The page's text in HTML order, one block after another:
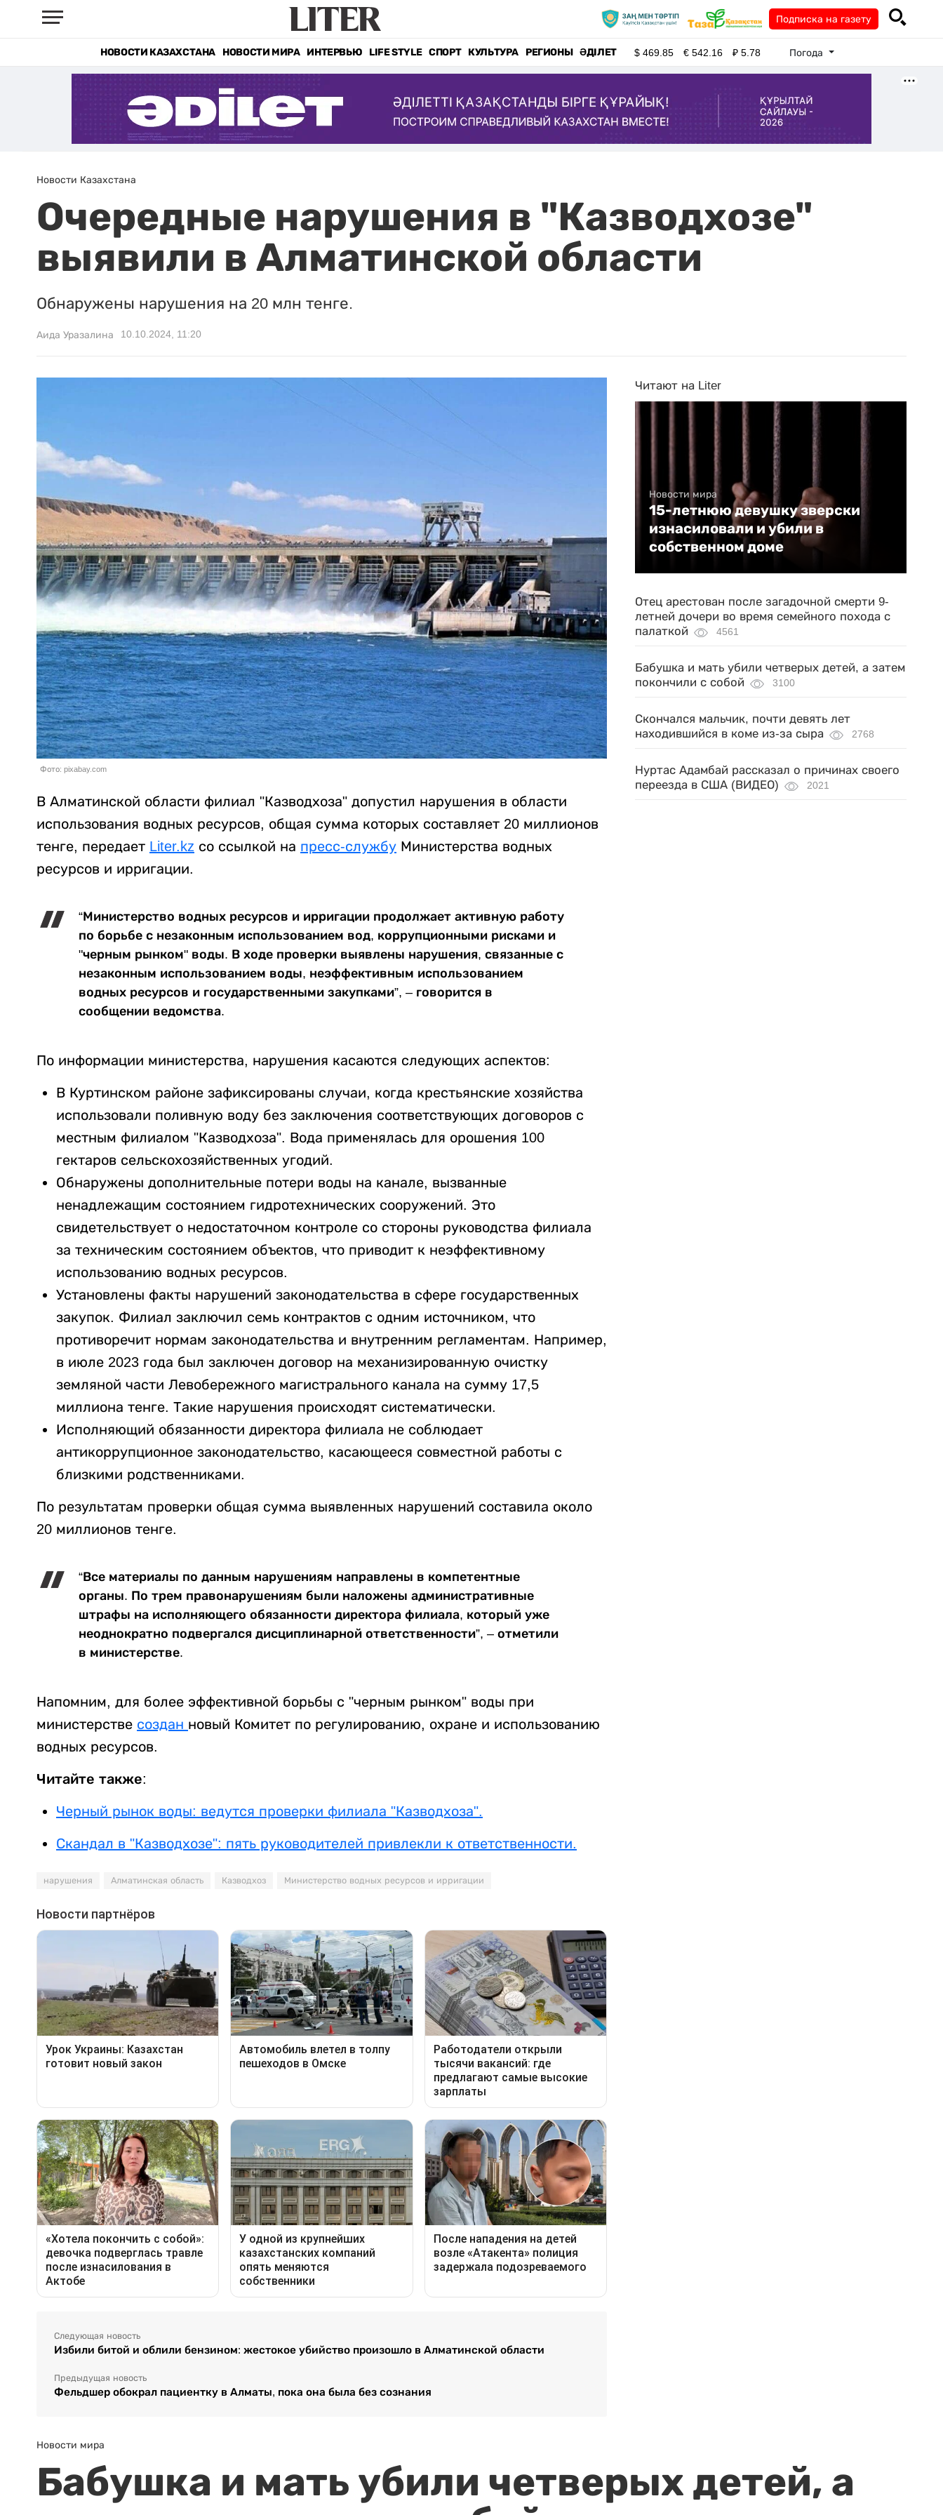
Подписка на газету
НОВОСТИ КАЗАХСТАНА НОВОСТИ МИРА ИНТЕРВЬЮ LIFE STYLE СПОРТ КУЛЬТУРА РЕГИОНЫ ӘДІЛЕТ $469.85 €542.16 ₽5.78 Погода
Новости Казахстана
Очередные нарушения в "Казводхозе"
выявили в Алматинской области
Обнаружены нарушения на 20 млн тенге.
Аида Уразалина 10.10.2024, 11:20
Фото: pixabay.com
В Алматинской области филиал "Казводхоза" допустил нарушения в области
использования водных ресурсов, общая сумма которых составляет 20 миллионов
тенге, передает Liter.kz со ссылкой на пресс-службу Министерства водных
ресурсов и ирригации.
“Министерство водных ресурсов и ирригации продолжает активную работу
по борьбе с незаконным использованием вод, коррупционными рисками и
"черным рынком" воды. В ходе проверки выявлены нарушения, связанные с
незаконным использованием воды, неэффективным использованием
водных ресурсов и государственными закупками”, – говорится в
сообщении ведомства.
По информации министерства, нарушения касаются следующих аспектов:
В Куртинском районе зафиксированы случаи, когда крестьянские хозяйства
использовали поливную воду без заключения соответствующих договоров с
местным филиалом "Казводхоза". Вода применялась для орошения 100
гектаров сельскохозяйственных угодий.
Обнаружены дополнительные потери воды на канале, вызванные
ненадлежащим состоянием гидротехнических сооружений. Это
свидетельствует о недостаточном контроле со стороны руководства филиала
за техническим состоянием объектов, что приводит к неэффективному
использованию водных ресурсов.
Установлены факты нарушений законодательства в сфере государственных
закупок. Филиал заключил семь контрактов с одним источником, что
противоречит нормам законодательства и внутренним регламентам. Например,
в июле 2023 года был заключен договор на механизированную очистку
земляной части Левобережного магистрального канала на сумму 17,5
миллиона тенге. Такие нарушения происходят систематически.
Исполняющий обязанности директора филиала не соблюдает
антикоррупционное законодательство, касающееся совместной работы с
близкими родственниками.
По результатам проверки общая сумма выявленных нарушений составила около
20 миллионов тенге.
“Все материалы по данным нарушениям направлены в компетентные
органы. По трем правонарушениям были наложены административные
штрафы на исполняющего обязанности директора филиала, который уже
неоднократно подвергался дисциплинарной ответственности”, – отметили
в министерстве.
Напомним, для более эффективной борьбы с "черным рынком" воды при
министерстве создан новый Комитет по регулированию, охране и использованию
водных ресурсов.
Читайте также:
Черный рынок воды: ведутся проверки филиала "Казводхоза".
Скандал в "Казводхозе": пять руководителей привлекли к ответственности.
нарушения Алматинская область Казводхоз Министерство водных ресурсов и ирригации
Следующая новость
Избили битой и облили бензином: жестокое убийство произошло в Алматинской области
Предыдущая новость
Фельдшер обокрал пациентку в Алматы, пока она была без сознания
Читают на Liter
Новости мира
15-летнюю девушку зверски
изнасиловали и убили в
собственном доме
Отец арестован после загадочной смерти 9-
летней дочери во время семейного похода с
палаткой
4561
Бабушка и мать убили четверых детей, а затем
покончили с собой
3100
Скончался мальчик, почти девять лет
находившийся в коме из-за сыра
2768
Нуртас Адамбай рассказал о причинах своего
переезда в США (ВИДЕО)
2021
Новости мира
Бабушка и мать убили четверых детей, а